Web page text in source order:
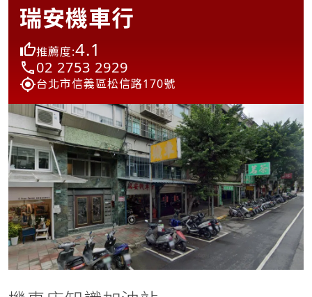
瑞安機車行
推薦度:4.1
02 2753 2929
台北市信義區松信路170號